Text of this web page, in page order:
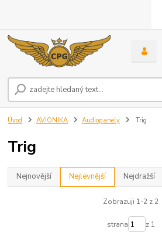
Úvod AVIONIKA Audiopanely Trig
Trig
Nejnovější Nejlevnější Nejdražší
Zobrazuji 1-2 z 2
strana z 1